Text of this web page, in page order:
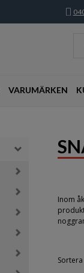
VARUMÄRKEN
Inom